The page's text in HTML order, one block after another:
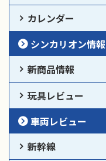
カレンダー
シンカリオン情報
新商品情報
玩具レビュー
車両レビュー
新幹線